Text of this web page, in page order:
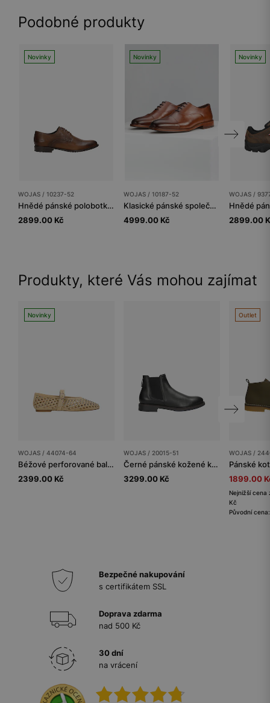
Podobné produkty
Novinky
WOJAS / 10237-52
Hnědé pánské polobotky z lícové kůže s patinováním
2899.00 Kč
Novinky
WOJAS / 10187-52
Klasické pánské společenské polobotky PREMIUM z hladké kůže
4999.00 Kč
Novinky
WOJAS /
2899.00
Produkty, které Vás mohou zajímat
Novinky
WOJAS / 44074-64
Béžové perforované baleríny se zlatými cvočky
2399.00 Kč
WOJAS / 20015-51
Černé pánské kožené kotníkové boty Chelsea z hladké kůže
3299.00 Kč
Outlet
WOJAS /
1899.00
Nejnižší cena
Kč
Původní
Bezpečné nakupování
s certifikátem SSL
Doprava zdarma
nad 500 Kč
30 dní
na vrácení